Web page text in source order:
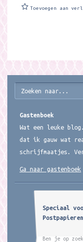
Toevoegen aan
Gastenboek
Wat een leuke
dat ik gauw wat
schrijfmaatjes.
Ga naar gastenboek
Speciaal
Ben je op